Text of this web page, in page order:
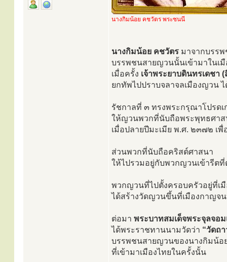
นางกิมน้อย คชวัตร พระชนนี
นางกิมน้อย คชวัตร มาจากบรร
บรรพชนสายญวนนั้นเข้ามาในเ
เมื่อครั้ง เจ้าพระยาบดินทรเดชา
ยกทัพไปปราบจลาจลเมืองญวน
รัชกาลที่ ๓ ทรงพระกรุณาโปรดเ
ให้ญวนพวกที่นับถือพระพุทธศาส
เมื่อปลายปีมะเมีย พ.ศ. ๒๓๗๒ เพื่
ส่วนพวกที่นับถือคริสต์ศาสนา
ให้ไปรวมอยู่กับพวกญวนเข้ารีตที่
พวกญวนที่ไปตั้งครอบครัวอยู่ที่เ
ได้สร้างวัดญวนขึ้นที่เมืองกาญจ
ต่อมา พระบาทสมเด็จพระจุลจอ
ได้พระราชทานนามวัดว่า “วัดถ
บรรพชนสายญวนของนางกิมน้อ
ที่เข้ามาเมืองไทยในครั้งนั้น